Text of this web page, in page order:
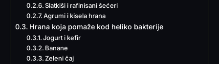
Slatkiši i rafinisani šećeri
Agrumi i kisela hrana
Hrana koja pomaže kod heliko bakterije
Jogurt i kefir
Banane
Zeleni čaj